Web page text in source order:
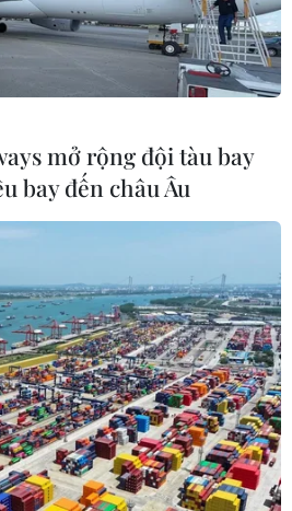
thép kiểm soát chặt
Biên phòng tỉnh An Giangluôn
mở rộng đội tàu bay
bay đến châu Âu